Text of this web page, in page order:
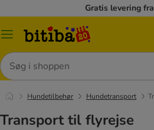
Gratis levering
Menu
Søg
Hundetilbehør Hundetransport
Transport til flyrejse